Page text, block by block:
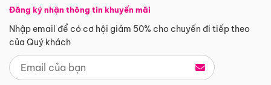
Đăng ký nhận thông tin khuyến mãi
Nhập email để có cơ hội giảm 50% cho chuyến đi tiếp theo
của Quý khách